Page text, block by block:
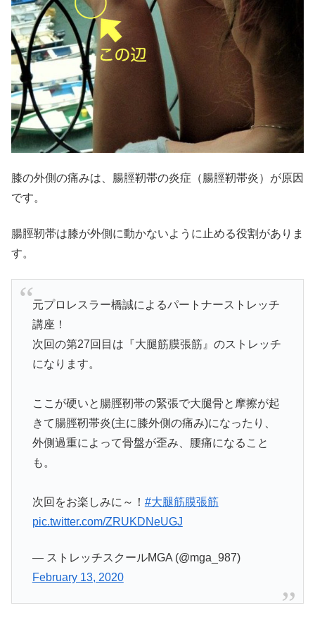
膝の外側の痛みは、腸脛靭帯の炎症（腸脛靭帯炎）が原因
です。
腸脛靭帯は膝が外側に動かないように止める役割がありま
す。
元プロレスラー橋誠によるパートナーストレッチ
講座！
次回の第27回目は『大腿筋膜張筋』のストレッチ
になります。
ここが硬いと腸脛靭帯の緊張で大腿骨と摩擦が起
きて腸脛靭帯炎(主に膝外側の痛み)になったり、
外側過重によって骨盤が歪み、腰痛になること
も。
次回をお楽しみに～！ #大腿筋膜張筋
pic.twitter.com/ZRUKDNeUGJ
— ストレッチスクールMGA (@mga_987)
February 13, 2020